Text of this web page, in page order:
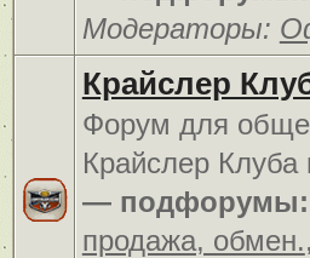
Модераторы:
Крайслер
Форум для
Крайслер Клуба
— подфорумы:
продажа, обмен.,